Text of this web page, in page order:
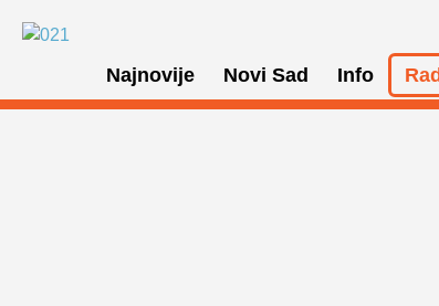
Najnovije Novi Sad Info